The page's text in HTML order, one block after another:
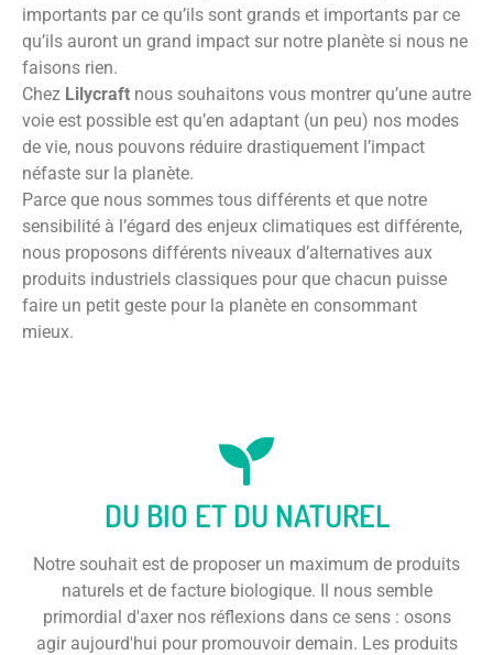
importants par ce qu’ils sont grands et importants par ce
qu’ils auront un grand impact sur notre planète si nous ne
faisons rien.
Chez Lilycraft nous souhaitons vous montrer qu’une autre
voie est possible est qu’en adaptant (un peu) nos modes
de vie, nous pouvons réduire drastiquement l’impact
néfaste sur la planète.
Parce que nous sommes tous différents et que notre
sensibilité à l’égard des enjeux climatiques est différente,
nous proposons différents niveaux d’alternatives aux
produits industriels classiques pour que chacun puisse
faire un petit geste pour la planète en consommant
mieux.
DU BIO ET DU NATUREL
Notre souhait est de proposer un maximum de produits
naturels et de facture biologique. Il nous semble
primordial d'axer nos réflexions dans ce sens : osons
agir aujourd'hui pour promouvoir demain. Les produits